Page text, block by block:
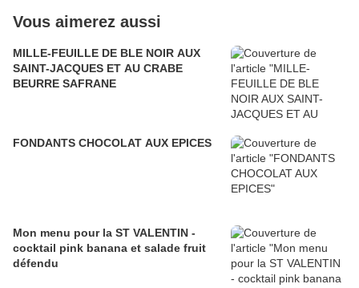
Vous aimerez aussi
MILLE-FEUILLE DE BLE NOIR AUX
SAINT-JACQUES ET AU CRABE
BEURRE SAFRANE
FONDANTS CHOCOLAT AUX EPICES
Mon menu pour la ST VALENTIN -
cocktail pink banana et salade fruit
défendu